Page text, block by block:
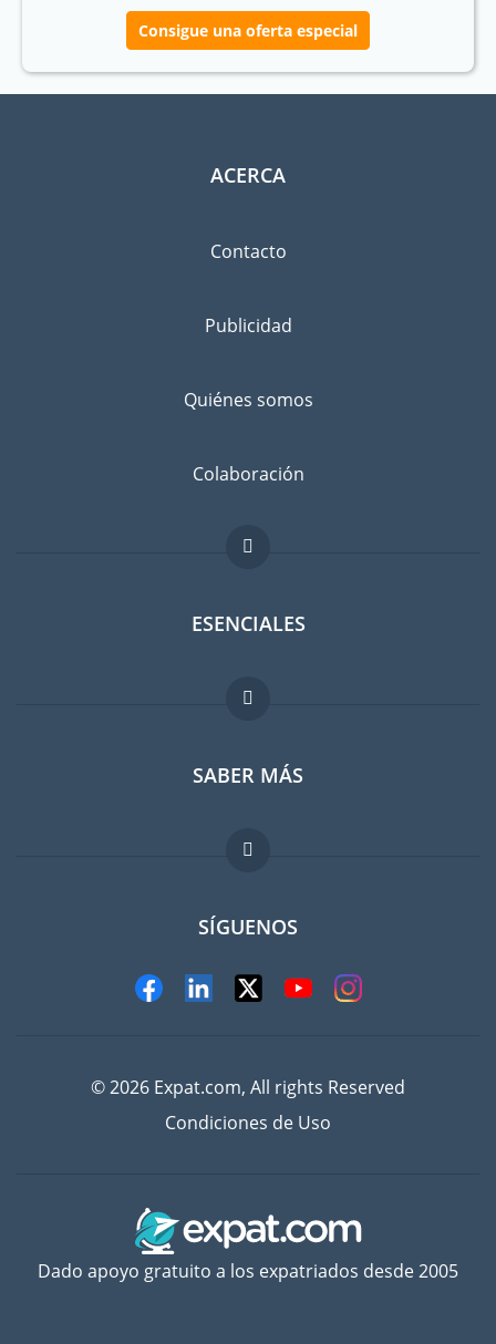
Consigue una oferta especial
ACERCA
Contacto
Publicidad
Quiénes somos
Colaboración
ESENCIALES
Foro para expatriados
Guia para expatriados
Trabajos en el extranjero
SABER MÁS
FAQ
SÍGUENOS
© 2026 Expat.com, All rights Reserved
Condiciones de Uso
Dado apoyo gratuito a los expatriados desde 2005